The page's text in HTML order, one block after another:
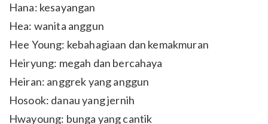
Hana: kesayangan
Hea: wanita anggun
Hee Young: kebahagiaan dan kemakmuran
Heiryung: megah dan bercahaya
Heiran: anggrek yang anggun
Hosook: danau yang jernih
Hwayoung: bunga yang cantik